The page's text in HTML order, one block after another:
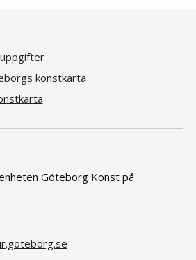
konstkarta
Göteborg Konst på